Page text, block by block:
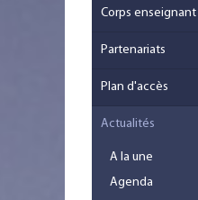
Corps enseignant
Partenariats
Plan d'accès
Actualités
A la une
Agenda